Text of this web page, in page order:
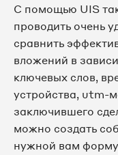
C помощью UIS
проводить очень
сравнить
вложений в
ключевых слов,
устройства, utm-
заключившего
можно создать
нужной вам